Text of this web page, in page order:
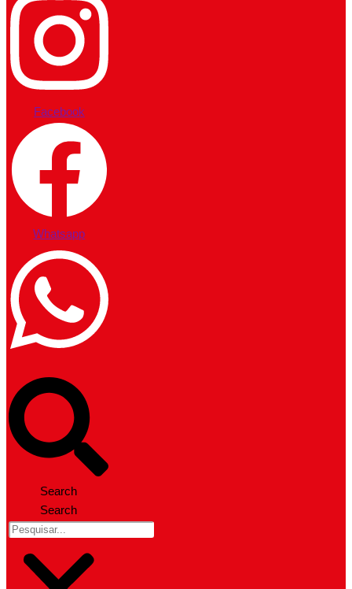
Facebook
Whatsapp
Search
Search